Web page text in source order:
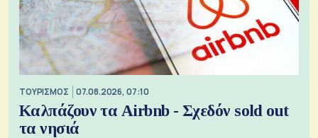
ΤΟΥΡΙΣΜΟΣ 07.08.2026, 07:10
Καλπάζουν τα Airbnb - Σχεδόν sold out
τα νησιά